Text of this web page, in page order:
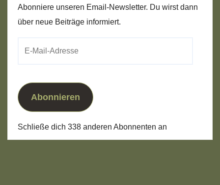
Abonniere unseren Email-Newsletter. Du wirst dann
über neue Beiträge informiert.
Abonnieren
Schließe dich 338 anderen Abonnenten an